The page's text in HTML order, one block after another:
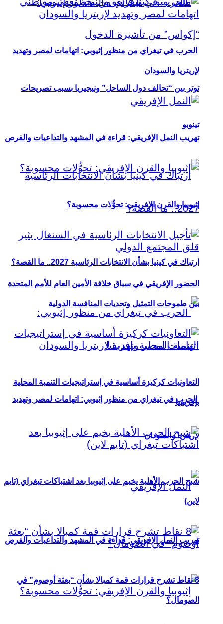
توتر بين “تحالف دول الساحل” ونيجيريا بسبب تصريحات
تينوبو
ارتباك في كينيا بشأن الانتخابات الرئاسية 2027.. ما القصة؟
الحرب في تيغراي من منظور إثيوبي: اتهامات لمصر وتهديد
لإريتريا والسودان
تهريب النمل الإفريقي: قراءة في المشهد والتداعيات والفرص
الحرب في تيغراي من منظور إثيوبي: اتهامات لمصر وتهديد
لإريتريا والسودان
تهريب النمل الإفريقي: قراءة في المشهد والتداعيات والفرص
إثيوبيا والقرن الإفريقي: تحوُّلات محسوبة؟
الحضور الإفريقي في سباق خلافة الأمين العام للأمم المتحدة
بين طموحات التمثيل وتحديات المنافسة الدولية
التعاونيات كركيزة أساسية في إستراتيجيات التنمية المحلية
بإفريقيا
شبح الحرب الأهلية يخيم على إثيوبيا بعد اشتباكات تيغراي (تايم
لاين)
8 نقاط تشرح قرارات قمة كمبالا بشأن “بعثة أوصوم” في
الصومال؟